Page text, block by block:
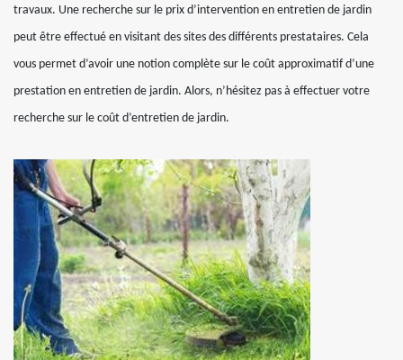
travaux. Une recherche sur le prix d’intervention en entretien de jardin
peut être effectué en visitant des sites des différents prestataires. Cela
vous permet d’avoir une notion complète sur le coût approximatif d’une
prestation en entretien de jardin. Alors, n’hésitez pas à effectuer votre
recherche sur le coût d’entretien de jardin.